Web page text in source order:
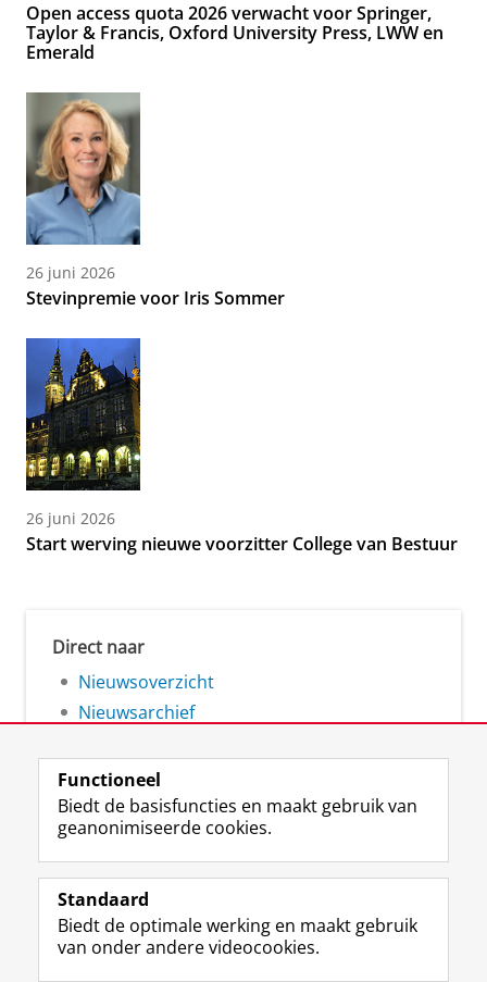
Open access quota 2026 verwacht voor Springer,
Taylor & Francis, Oxford University Press, LWW en
Emerald
26 juni 2026
Stevinpremie voor Iris Sommer
26 juni 2026
Start werving nieuwe voorzitter College van Bestuur
Direct naar
Nieuwsoverzicht
Nieuwsarchief
Volg de RUG
F
a
e
b
L
i
k
e
R
S
-
f
I
n
t
Y
o
T
Studiekiezers
Functioneel
Biedt de basisfuncties en maakt gebruik van
geanonimiseerde cookies.
Standaard
Biedt de optimale werking en maakt gebruik
van onder andere videocookies.